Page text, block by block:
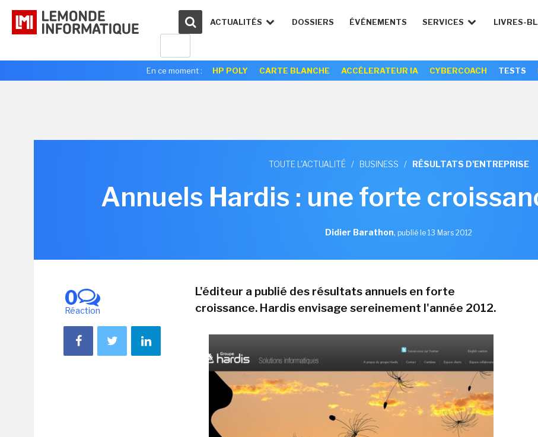
ACTUALITÉS DOSSIERS ÉVÉNEMENTS SERVICES LIVRES-
En ce moment : HP POLY CARTE BLANCHE ACCÉLERATEUR IA CYBERCOACH TESTS
TOUTE L'ACTUALITÉ / BUSINESS / RÉSULTATS D'ENTREPRISE
Annuels Hardis : une forte
Didier Barathon, publié le 13 Mars 2012
0
Réaction
L'éditeur a publié des résultats annuels en forte
croissance. Hardis envisage sereinement l'année 2012.